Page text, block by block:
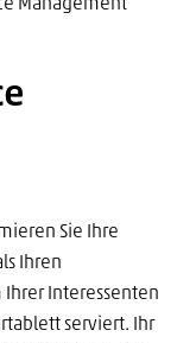
Management
Sie Ihre
Ihren
Interessenten
serviert. Ihr